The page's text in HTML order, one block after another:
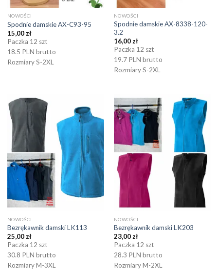
NOWOŚCI
Spodnie damskie AX-C93-95
15,00 zł
Paczka 12 szt
18.5 PLN brutto
Rozmiary S-2XL
NOWOŚCI
Spodnie damskie AX-8338-120-
3.2
16,00zł
Paczka 12 szt
19.7 PLN brutto
Rozmiary S-2XL
NOWOŚCI
Bezrękawnik damski LK113
25,00zł
Paczka 12 szt
30.8 PLN brutto
Rozmiary M-3XL
NOWOŚCI
Bezrękawnik damski LK203
23,00zł
Paczka 12 szt
28.3 PLN brutto
Rozmiary M-2XL